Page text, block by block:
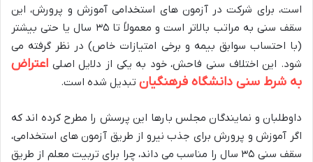
است، برای شرکت در آزمون های استخدامی آموزش و پرورش، این
سقف سنی به مراتب بالاتر است و معمولاً تا ۳۵ سال یا حتی بیشتر
(با احتساب سوابق بیمه و برخی امتیازات خاص) در نظر گرفته می
شود. این اختلاف سنی فاحش، خود به یکی از دلایل اصلی اعتراض
به شرط سنی دانشگاه فرهنگیان تبدیل شده است.
داوطلبان و نمایندگان مجلس بارها این پرسش را مطرح کرده اند که
اگر آموزش و پرورش برای جذب نیرو از طریق آزمون های استخدامی،
سقف سنی ۳۵ سال را مناسب می داند، چرا برای تربیت معلم از طریق